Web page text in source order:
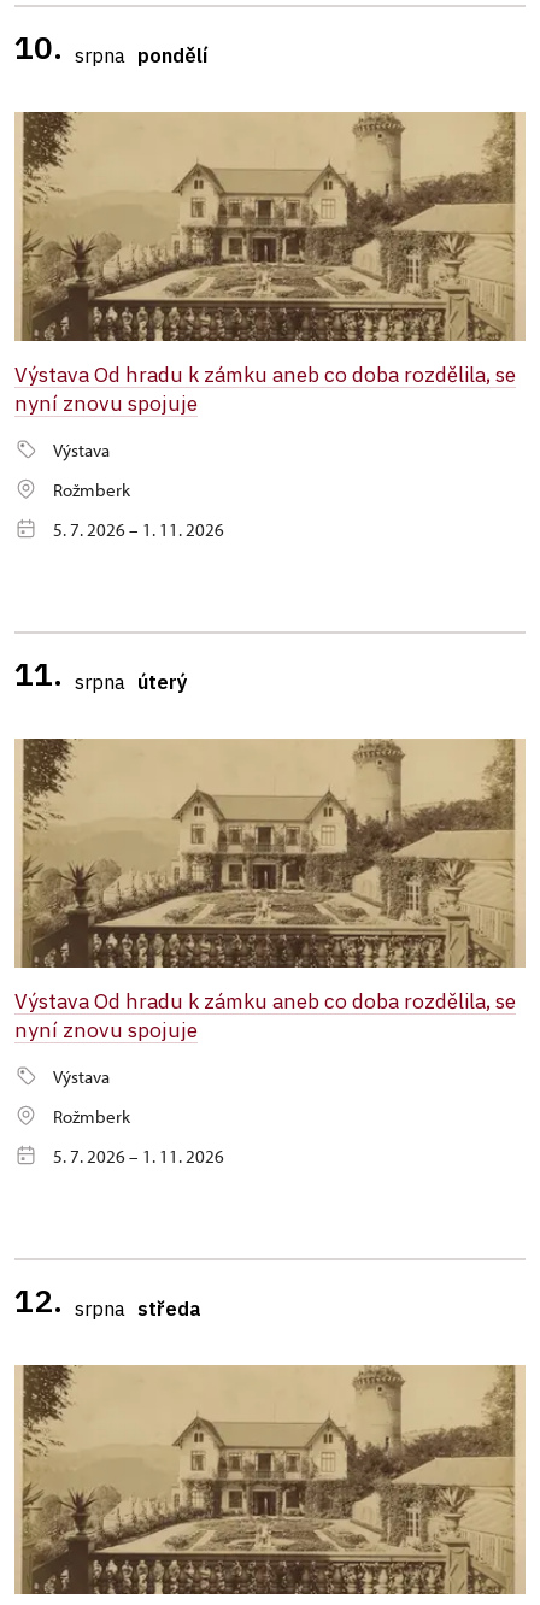
10. srpna pondělí
Výstava Od hradu k zámku aneb co doba rozdělila, se
nyní znovu spojuje
Výstava
Rožmberk
5. 7. 2026 – 1. 11. 2026
11. srpna úterý
Výstava Od hradu k zámku aneb co doba rozdělila, se
nyní znovu spojuje
Výstava
Rožmberk
5. 7. 2026 – 1. 11. 2026
12. srpna středa